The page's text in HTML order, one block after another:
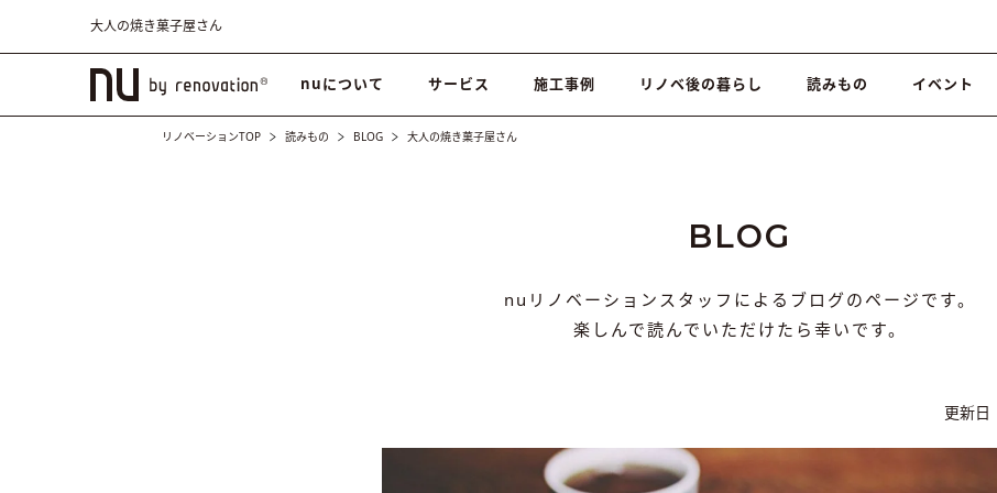
大人の焼き菓子屋さん
nuについて サービス 施工事例 リノベ後の暮らし 読みもの イベント
リノベーションTOP 読みもの BLOG 大人の焼き菓子屋さん
BLOG
nuリノベーションスタッフによるブログのページです。
楽しんで読んでいただけたら幸いです。
更新日